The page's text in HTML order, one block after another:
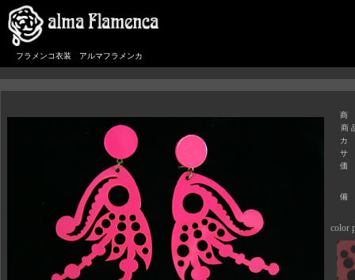
フラメンコ衣装 アルマフラメンカ
商
商
カ
サ
color